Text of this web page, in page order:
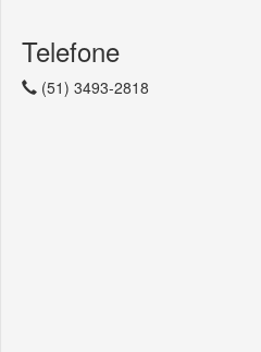
Telefone
(51) 3493-2818